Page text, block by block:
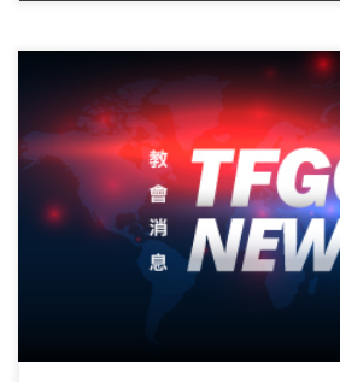
誠摯感謝並歡迎韓國大地教會-鄭雄圭牧師
的恩典與祝福在家庭及服事！ IM瑪哈念7